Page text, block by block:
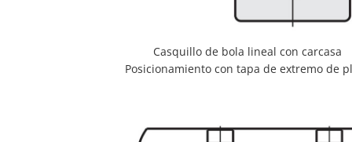
Casquillo de bola lineal con carcasa
Posicionamiento con tapa de extremo de